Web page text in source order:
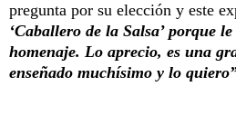
pregunta por su elección y este
‘Caballero de la Salsa’ porque
homenaje. Lo aprecio, es una
enseñado muchísimo y lo